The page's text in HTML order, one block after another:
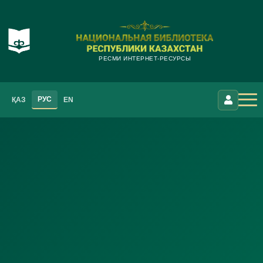
РЕСМИ ИНТЕРНЕТ-РЕСУРСЫ
ҚАЗ РУС EN